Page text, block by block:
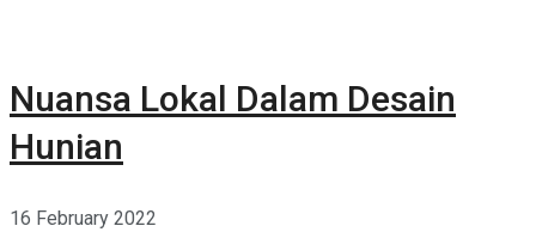
Nuansa Lokal Dalam Desain
Hunian
16 February 2022